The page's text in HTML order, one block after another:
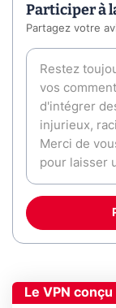
Participer à
Partagez votre
Le VPN